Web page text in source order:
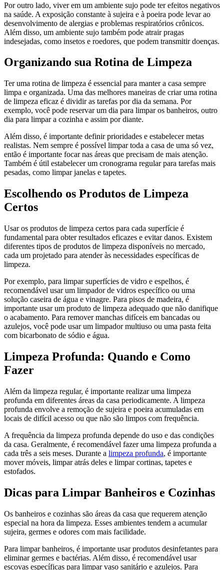
Por outro lado, viver em um ambiente sujo pode ter efeitos negativos
na saúde. A exposição constante à sujeira e à poeira pode levar ao
desenvolvimento de alergias e problemas respiratórios crônicos.
Além disso, um ambiente sujo também pode atrair pragas
indesejadas, como insetos e roedores, que podem transmitir doenças.
Organizando sua Rotina de Limpeza
Ter uma rotina de limpeza é essencial para manter a casa sempre
limpa e organizada. Uma das melhores maneiras de criar uma rotina
de limpeza eficaz é dividir as tarefas por dia da semana. Por
exemplo, você pode reservar um dia para limpar os banheiros, outro
dia para limpar a cozinha e assim por diante.
Além disso, é importante definir prioridades e estabelecer metas
realistas. Nem sempre é possível limpar toda a casa de uma só vez,
então é importante focar nas áreas que precisam de mais atenção.
Também é útil estabelecer um cronograma regular para tarefas mais
pesadas, como limpar janelas e tapetes.
Escolhendo os Produtos de Limpeza
Certos
Usar os produtos de limpeza certos para cada superfície é
fundamental para obter resultados eficazes e evitar danos. Existem
diferentes tipos de produtos de limpeza disponíveis no mercado,
cada um projetado para atender às necessidades específicas de
limpeza.
Por exemplo, para limpar superfícies de vidro e espelhos, é
recomendável usar um limpador de vidros específico ou uma
solução caseira de água e vinagre. Para pisos de madeira, é
importante usar um produto de limpeza adequado que não danifique
o acabamento. Para remover manchas difíceis em bancadas ou
azulejos, você pode usar um limpador multiuso ou uma pasta feita
com bicarbonato de sódio e água.
Limpeza Profunda: Quando e Como
Fazer
Além da limpeza regular, é importante realizar uma limpeza
profunda em diferentes áreas da casa periodicamente. A limpeza
profunda envolve a remoção de sujeira e poeira acumuladas em
locais de difícil acesso ou que não são limpos com frequência.
A frequência da limpeza profunda depende do uso e das condições
da casa. Geralmente, é recomendável fazer uma limpeza profunda a
cada três a seis meses. Durante a limpeza profunda, é importante
mover móveis, limpar atrás deles e limpar cortinas, tapetes e
estofados.
Dicas para Limpar Banheiros e Cozinhas
Os banheiros e cozinhas são áreas da casa que requerem atenção
especial na hora da limpeza. Esses ambientes tendem a acumular
sujeira, germes e odores com mais facilidade.
Para limpar banheiros, é importante usar produtos desinfetantes para
eliminar germes e bactérias. Além disso, é recomendável usar
escovas específicas para limpar vaso sanitário e azulejos. Para